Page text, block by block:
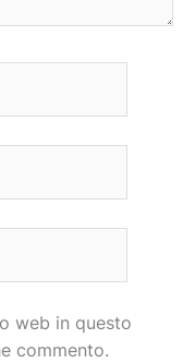
web in questo
commento.